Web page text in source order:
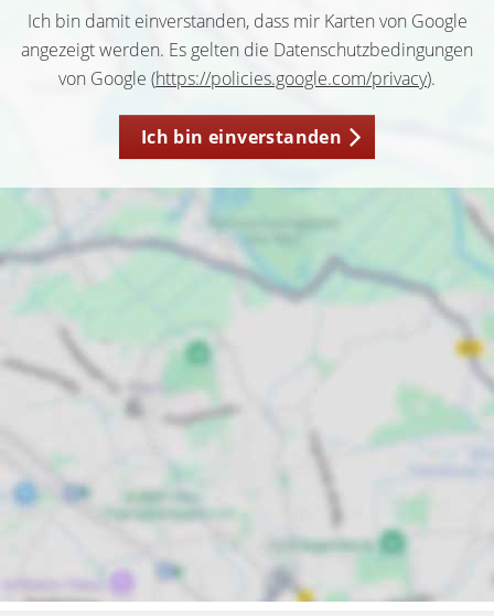
Ich bin damit einverstanden, dass mir Karten von Google
angezeigt werden. Es gelten die Datenschutzbedingungen
von Google (https://policies.google.com/privacy).
Ich bin einverstanden